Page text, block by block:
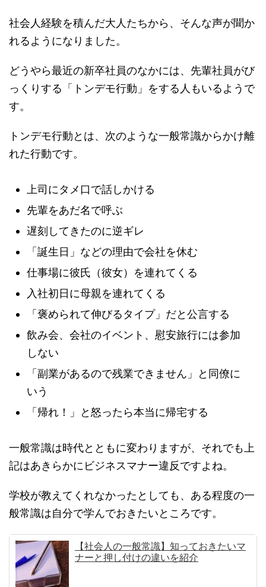
社会人経験を積んだ大人たちから、そんな声が聞か
れるようになりました。
どうやら最近の新卒社員のなかには、先輩社員がび
っくりする「トンデモ行動」をする人もいるようで
す。
トンデモ行動とは、次のような一般常識からかけ離
れた行動です。
上司にタメ口で話しかける
先輩をあだ名で呼ぶ
遅刻してきたのに逆ギレ
「誕生日」などの理由で会社を休む
仕事場に彼氏（彼女）を連れてくる
入社初日に母親を連れてくる
「褒められて伸びるタイプ」だと公言する
飲み会、会社のイベント、慰安旅行には参加
しない
「副業があるので残業できません」と同僚に
いう
「帰れ！」と怒ったら本当に帰宅する
一般常識は時代とともに変わりますが、それでも上
記はあきらかにビジネスマナー違反ですよね。
学校が教えてくれなかったとしても、ある程度の一
般常識は自分で学んでおきたいところです。
【社会人の一般常識】知っておきたいマ
ナーと押し付けの違いを紹介